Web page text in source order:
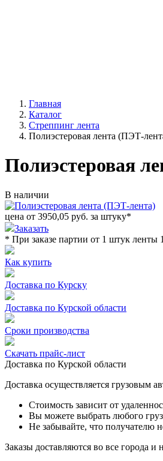
Главная
Каталог
Стреппинг лента
Полиэстеровая лента (ПЭТ-
Полиэстеровая
В наличии
цена от 3950,05 руб. за штуку*
Заказать
* При заказе партии от 1 штук ленты
Как купить
Доставка по Курску
Доставка по Курской области
Сроки производства
Скачать прайс-лист
Доставка по Курской области
Доставка осуществляется грузовым
Стоимость зависит от
Вы можете выбрать любого
Не забывайте, что получателю
Заказы доставляются во все города